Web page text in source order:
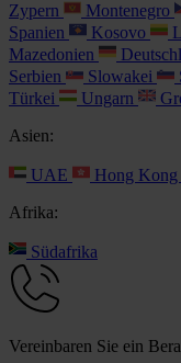
Zypern
Montenegro
Spanien
Kosovo
Mazedonien
Serbien
Slowakei
Türkei
Ungarn
Asien:
UAE Hong Kong
Afrika:
Südafrika
Vereinbaren Sie ein